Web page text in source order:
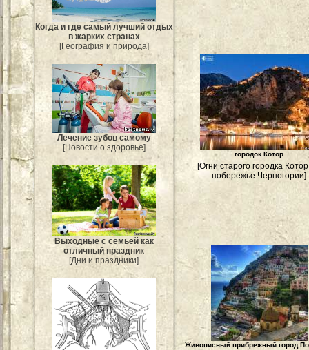
Когда и где самый лучший отдых
в жарких странах
[География и природа]
Лечение зубов самому
[Новости о здоровье]
Выходные с семьей как
отличный праздник
[Дни и праздники]
городок Котор
[Огни старого городка
побережье Черногории]
Живописный прибрежный город